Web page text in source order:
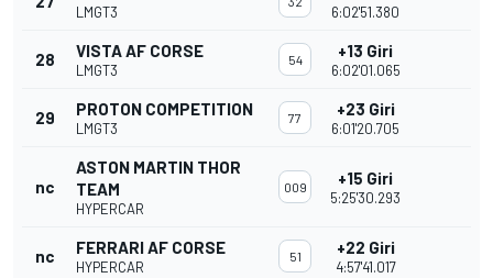
LMGT3 6:02'51.380
28 VISTA AF CORSE
LMGT3
54 +13 Giri
6:02'01.065
29 PROTON COMPETITION
LMGT3
77 +23 Giri
6:01'20.705
nc
ASTON MARTIN THOR
TEAM
HYPERCAR
009 +15 Giri
5:25'30.293
nc FERRARI AF CORSE
HYPERCAR
51 +22 Giri
4:57'41.017